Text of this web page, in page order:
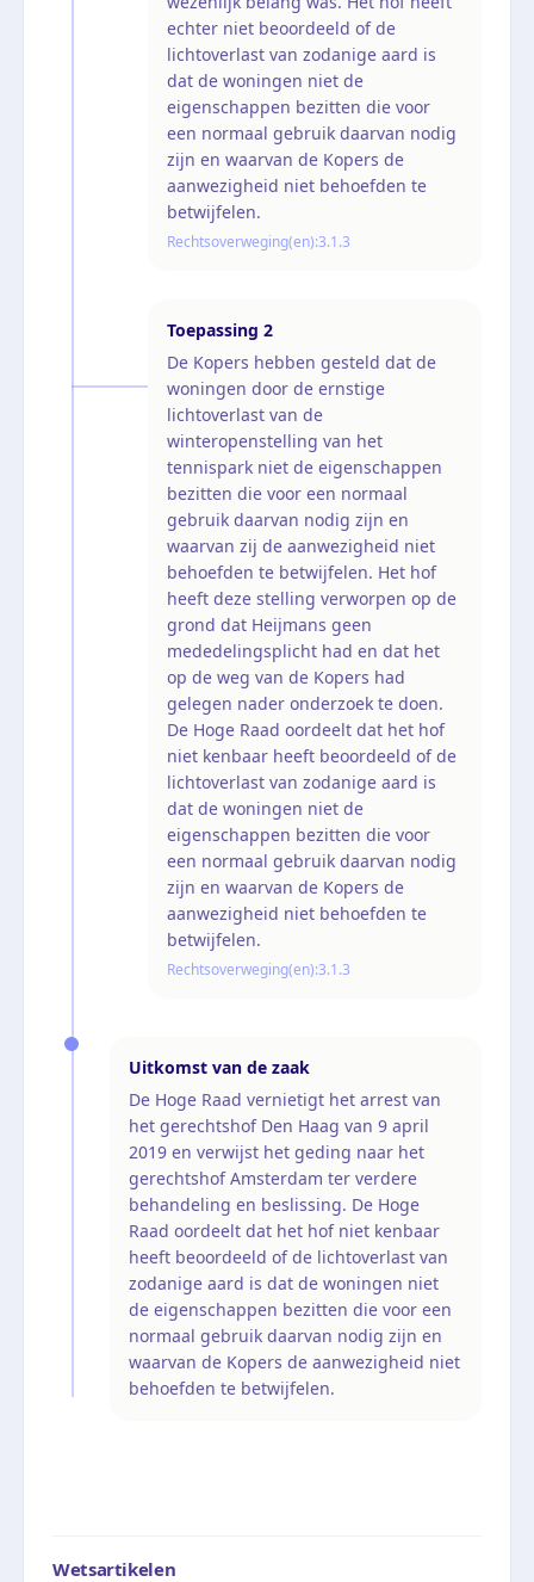
echter niet beoordeeld of de
lichtoverlast van zodanige aard is
dat de woningen niet de
eigenschappen bezitten die voor
een normaal gebruik daarvan nodig
zijn en waarvan de Kopers de
aanwezigheid niet behoefden te
betwijfelen.
Rechtsoverweging(en):3.1.3
Toepassing 2
De Kopers hebben gesteld dat de
woningen door de ernstige
lichtoverlast van de
winteropenstelling van het
tennispark niet de eigenschappen
bezitten die voor een normaal
gebruik daarvan nodig zijn en
waarvan zij de aanwezigheid niet
behoefden te betwijfelen. Het hof
heeft deze stelling verworpen op de
grond dat Heijmans geen
mededelingsplicht had en dat het
op de weg van de Kopers had
gelegen nader onderzoek te doen.
De Hoge Raad oordeelt dat het hof
niet kenbaar heeft beoordeeld of de
lichtoverlast van zodanige aard is
dat de woningen niet de
eigenschappen bezitten die voor
een normaal gebruik daarvan nodig
zijn en waarvan de Kopers de
aanwezigheid niet behoefden te
betwijfelen.
Rechtsoverweging(en):3.1.3
Uitkomst van de zaak
De Hoge Raad vernietigt het arrest van
het gerechtshof Den Haag van 9 april
2019 en verwijst het geding naar het
gerechtshof Amsterdam ter verdere
behandeling en beslissing. De Hoge
Raad oordeelt dat het hof niet kenbaar
heeft beoordeeld of de lichtoverlast van
zodanige aard is dat de woningen niet
de eigenschappen bezitten die voor een
normaal gebruik daarvan nodig zijn en
waarvan de Kopers de aanwezigheid niet
behoefden te betwijfelen.
Wetsartikelen